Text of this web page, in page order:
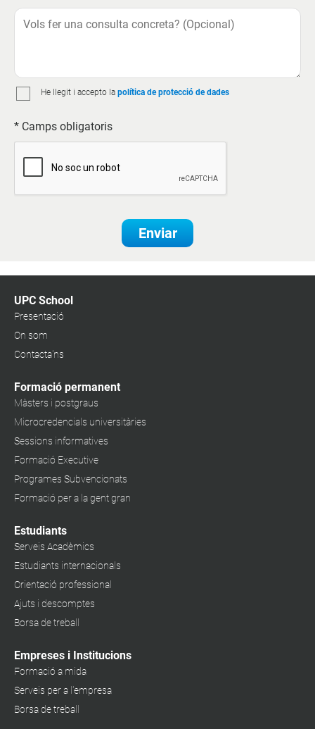
He llegit i accepto la política de protecció de dades
* Camps obligatoris
Enviar
UPC School
Presentació
On som
Contacta'ns
Formació permanent
Màsters i postgraus
Microcredencials universitàries
Sessions informatives
Formació Executive
Programes Subvencionats
Formació per a la gent gran
Estudiants
Serveis Acadèmics
Estudiants internacionals
Orientació professional
Ajuts i descomptes
Borsa de treball
Empreses i Institucions
Formació a mida
Serveis per a l'empresa
Borsa de treball